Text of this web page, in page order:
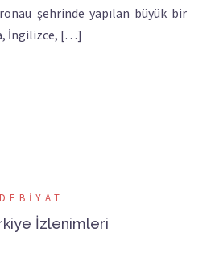
şehrinde yapılan büyük bir
İngilizce, […]
İzlenimleri